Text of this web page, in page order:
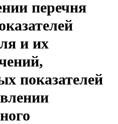
перечня
и их
показателей